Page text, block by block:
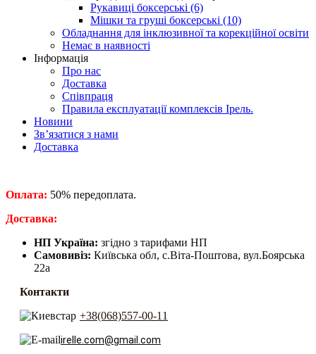
Рукавиці боксерські (6)
Мішки та груші боксерські (10)
Обладнання для інклюзивної та корекційної освіти
Немає в наявності
Інформація
Про нас
Доставка
Співпраця
Правила експлуатації комплексів Ірель.
Новини
Зв’язатися з нами
Доставка
Оплата: 50% передоплата.
​Доставка:
НП Україна: згідно з тарифами НП
Самовивіз: Київська обл, с.Віта-Поштова, вул.Боярська
22а
Контакти
+38(068)557-00-11
irelle.com@gmail.com